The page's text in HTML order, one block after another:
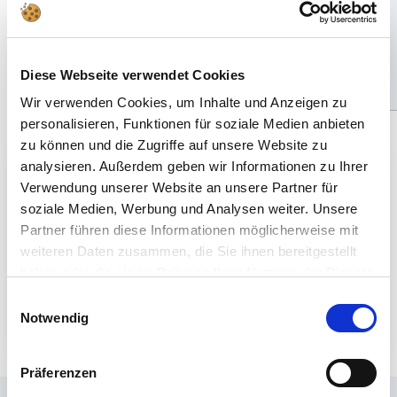
Diese Webseite verwendet Cookies
Wir verwenden Cookies, um Inhalte und Anzeigen zu
personalisieren, Funktionen für soziale Medien anbieten
zu können und die Zugriffe auf unsere Website zu
analysieren. Außerdem geben wir Informationen zu Ihrer
Verwendung unserer Website an unsere Partner für
soziale Medien, Werbung und Analysen weiter. Unsere
Partner führen diese Informationen möglicherweise mit
weiteren Daten zusammen, die Sie ihnen bereitgestellt
Notwendig
Präferenzen
Hinzufügen
10€ GESCHENKT
Deine Modellbau-News direkt ins Postfach
– plus 10€ Rabatt als Startgeschenk mit
dem Revell Newsletter!